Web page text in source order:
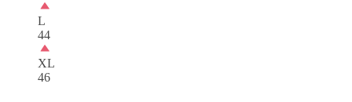
L
44
XL
46